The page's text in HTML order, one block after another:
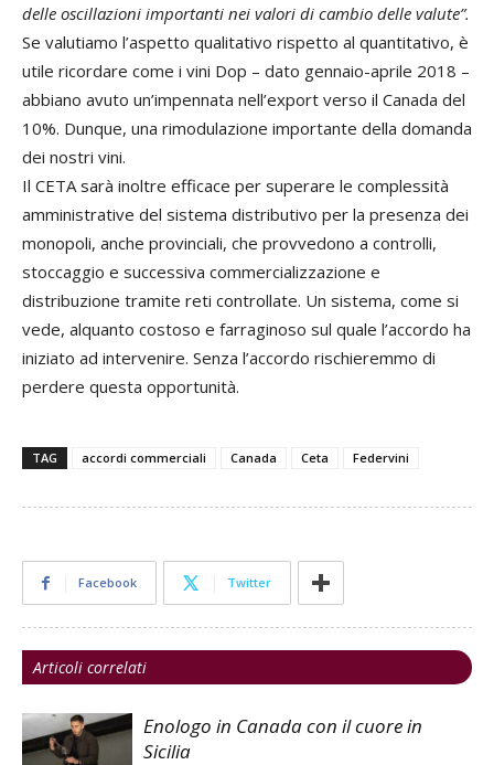
delle oscillazioni importanti nei valori di cambio delle valute”.
Se valutiamo l’aspetto qualitativo rispetto al quantitativo, è
utile ricordare come i vini Dop – dato gennaio-aprile 2018 –
abbiano avuto un’impennata nell’export verso il Canada del
10%. Dunque, una rimodulazione importante della domanda
dei nostri vini.
Il CETA sarà inoltre efficace per superare le complessità
amministrative del sistema distributivo per la presenza dei
monopoli, anche provinciali, che provvedono a controlli,
stoccaggio e successiva commercializzazione e
distribuzione tramite reti controllate. Un sistema, come si
vede, alquanto costoso e farraginoso sul quale l’accordo ha
iniziato ad intervenire. Senza l’accordo rischieremmo di
perdere questa opportunità.
TAG accordi commerciali Canada Ceta Federvini
Facebook Twitter
Articoli correlati
Enologo in Canada con il cuore in
Sicilia